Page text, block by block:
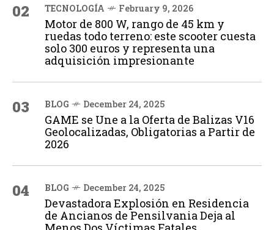
02 TECNOLOGÍA February 9, 2026
Motor de 800 W, rango de 45 km y
ruedas todo terreno: este scooter cuesta
solo 300 euros y representa una
adquisición impresionante
03 BLOG December 24, 2025
GAME se Une a la Oferta de Balizas V16
Geolocalizadas, Obligatorias a Partir de
2026
04 BLOG December 24, 2025
Devastadora Explosión en Residencia
de Ancianos de Pensilvania Deja al